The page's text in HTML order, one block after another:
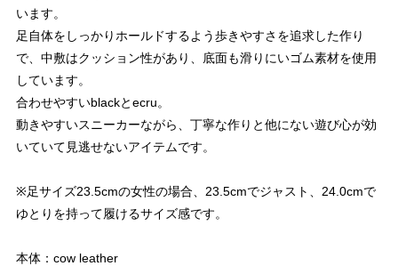
います。
足自体をしっかりホールドするよう歩きやすさを追求した作り
で、中敷はクッション性があり、底面も滑りにいゴム素材を使用
しています。
合わせやすいblackとecru。
動きやすいスニーカーながら、丁寧な作りと他にない遊び心が効
いていて見逃せないアイテムです。
※足サイズ23.5cmの女性の場合、23.5cmでジャスト、24.0cmで
ゆとりを持って履けるサイズ感です。
本体：cow leather